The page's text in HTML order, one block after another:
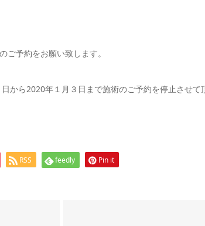
ご予約をお願い致します。
から2020年１月３日まで施術のご予約を停止させて
RSS feedly Pin it